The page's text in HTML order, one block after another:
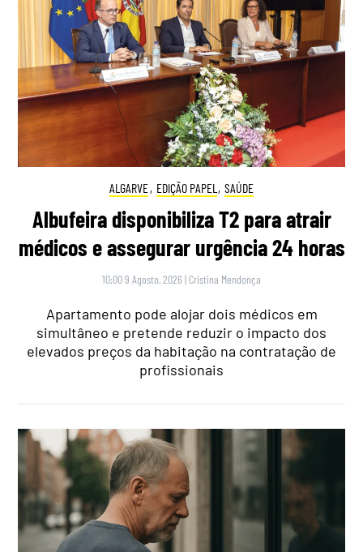
ALGARVE, EDIÇÃO PAPEL , SAÚDE
Albufeira disponibiliza T2 para atrair
médicos e assegurar urgência 24 horas
10:00 9 Agosto, 2026 | Cristina Mendonça
Apartamento pode alojar dois médicos em
simultâneo e pretende reduzir o impacto dos
elevados preços da habitação na contratação de
profissionais